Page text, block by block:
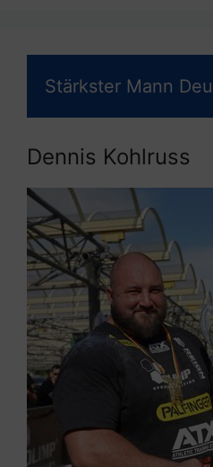
Stärkster Mann
Dennis Kohlruss